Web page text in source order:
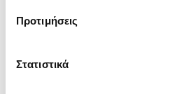
Προτιμήσεις
Στατιστικά
της είναι γυαλί tempered